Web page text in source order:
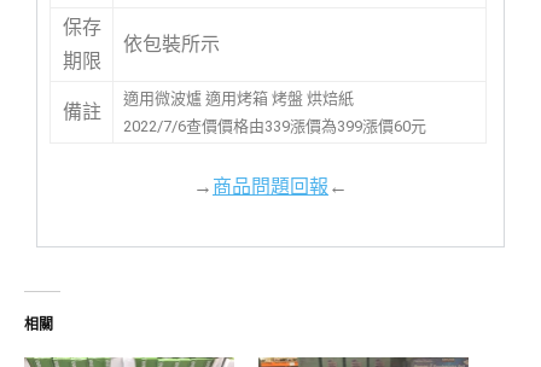
保存
期限
依包裝所示
備註
適用微波爐 適用烤箱 烤盤 烘焙紙
2022/7/6查價價格由339漲價為399漲價60元
→商品問題回報←
相關